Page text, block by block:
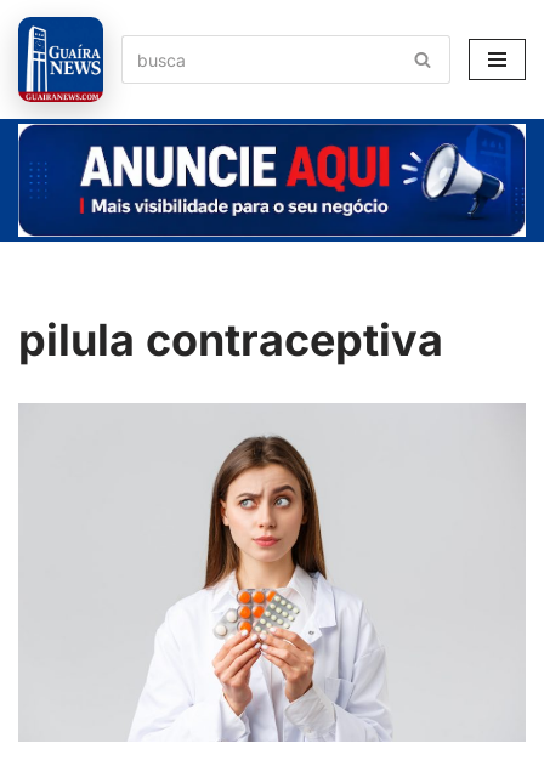
Pular
para
o
conteúdo
pilula contraceptiva